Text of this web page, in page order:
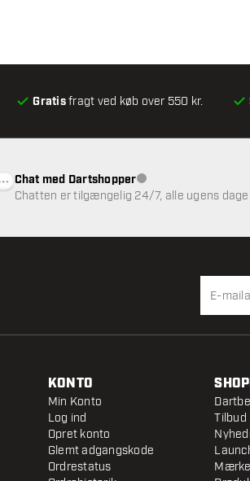
Gratisfragt ved køb over 550 kr.
Chat med DartshopperKundeservice ikke
Chatten er tilgængelig 24/7, alle ugens dage
KONTO
Min Konto
Log ind
Opret konto
Glemt adgangskode
Ordrestatus
Tilbud